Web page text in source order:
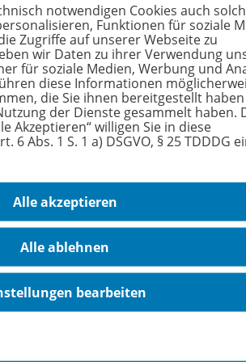
und eintauchen in die
notwendigen Cookies auch
Funktionen für soziale
Zugriffe auf unserer Webseite zu
wir Daten zu ihrer Verwendung
für soziale Medien, Werbung und
diese Informationen
die Sie ihnen bereitgestellt
der Dienste gesammelt haben.
Akzeptieren“ willigen Sie in diese
6 Abs. 1 S. 1 a) DSGVO, § 25 TDDDG
Alle akzeptieren
Alle ablehnen
bearbeiten